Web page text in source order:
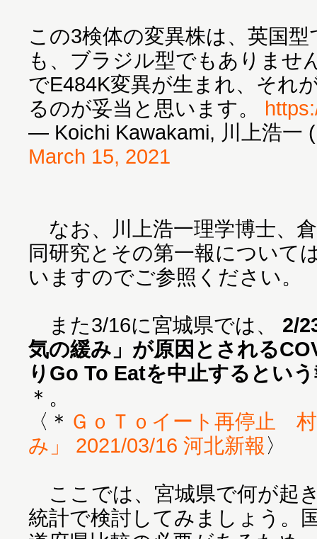
この3検体の変異株は、英国
も、ブラジル型でもありませ
でE484K変異が生まれ、それ
るのが妥当と思います。
— Koichi Kawakami, 川上浩一
March 15, 2021
なお、川上浩一理学博士、
同研究とその第一報について
いますのでご参照ください。
また3/16に宮城県では、
2/
気の緩み」が原因とされる
りGo To Eatを中止するとい
＊。
〈＊ ＧｏＴｏイート再停止
み」 2021/03/16 河北新報 〉
ここでは、宮城県で何が起
統計で検討してみましょう。